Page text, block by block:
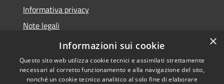
Informativa privacy
Note legali
Dichiarazione di accessibilità
×
Informazioni sui cookie
Questo sito web utilizza cookie tecnici e assimilati strettamente
necessari al corretto funzionamento e alla navigazione del sito,
nonché un cookie tecnico analitico al solo fine di elaborare